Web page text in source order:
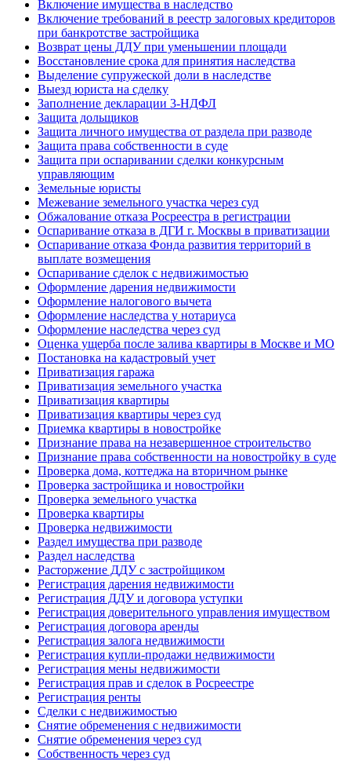
Включение имущества в наследство
Включение требований в реестр залоговых кредиторов
при банкротстве застройщика
Возврат цены ДДУ при уменьшении площади
Восстановление срока для принятия наследства
Выделение супружеской доли в наследстве
Выезд юриста на сделку
Заполнение декларации 3-НДФЛ
Защита дольщиков
Защита личного имущества от раздела при разводе
Защита права собственности в суде
Защита при оспаривании сделки конкурсным
управляющим
Земельные юристы
Межевание земельного участка через суд
Обжалование отказа Росреестра в регистрации
Оспаривание отказа в ДГИ г. Москвы в приватизации
Оспаривание отказа Фонда развития территорий в
выплате возмещения
Оспаривание сделок с недвижимостью
Оформление дарения недвижимости
Оформление налогового вычета
Оформление наследства у нотариуса
Оформление наследства через суд
Оценка ущерба после залива квартиры в Москве и МО
Постановка на кадастровый учет
Приватизация гаража
Приватизация земельного участка
Приватизация квартиры
Приватизация квартиры через суд
Приемка квартиры в новостройке
Признание права на незавершенное строительство
Признание права собственности на новостройку в суде
Проверка дома, коттеджа на вторичном рынке
Проверка застройщика и новостройки
Проверка земельного участка
Проверка квартиры
Проверка недвижимости
Раздел имущества при разводе
Раздел наследства
Расторжение ДДУ с застройщиком
Регистрация дарения недвижимости
Регистрация ДДУ и договора уступки
Регистрация доверительного управления имуществом
Регистрация договора аренды
Регистрация залога недвижимости
Регистрация купли-продажи недвижимости
Регистрация мены недвижимости
Регистрация прав и сделок в Росреестре
Регистрация ренты
Сделки с недвижимостью
Снятие обременения с недвижимости
Снятие обременения через суд
Собственность через суд